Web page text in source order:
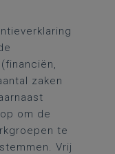
zaken
op om de
te
Vrij